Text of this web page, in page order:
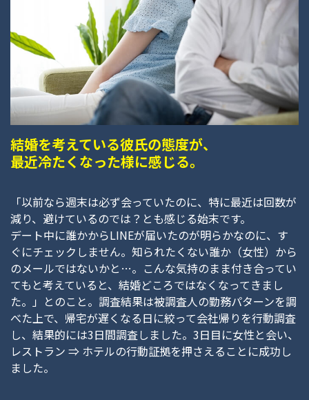
結婚を考えている彼氏の態度が、
最近冷たくなった様に感じる。
「以前なら週末は必ず会っていたのに、特に最近は回数が
減り、避けているのでは？とも感じる始末です。
デート中に誰かからLINEが届いたのが明らかなのに、す
ぐにチェックしません。知られたくない誰か（女性）から
のメールではないかと…。こんな気持のまま付き合ってい
てもと考えていると、結婚どころではなくなってきまし
た。」とのこと。調査結果は被調査人の勤務パターンを調
べた上で、帰宅が遅くなる日に絞って会社帰りを行動調査
し、結果的には3日間調査しました。3日目に女性と会い、
レストラン ⇒ ホテルの行動証拠を押さえることに成功し
ました。